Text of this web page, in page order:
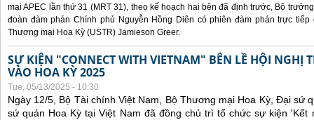
mại APEC lần thứ 31 (MRT 31), theo kế hoạch hai bên đã định trước, Bộ
đoàn đàm phán Chính phủ Nguyễn Hồng Diên có phiên đàm phán trực
Thương mại Hoa Kỳ (USTR) Jamieson Greer.
SỰ KIỆN "CONNECT WITH VIETNAM" BÊN LỀ HỘI
VÀO HOA KỲ 2025
Tue, 05/13/2025 - 10:30
Ngày 12/5, Bộ Tài chính Việt Nam, Bộ Thương mại Hoa Kỳ, Đại sứ
sứ quán Hoa Kỳ tại Việt Nam đã đồng chủ trì tổ chức sự kiện 'Kết